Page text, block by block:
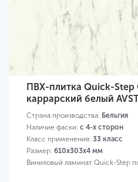
ПВХ-плитка Quick-
каррарский белый
Страна производства: Бельгия
Наличие фаски: с 4-х сторон
Класс применения: 33 класс
Размер: 610х303х4 мм
Виниловый ламинат Quick-Step